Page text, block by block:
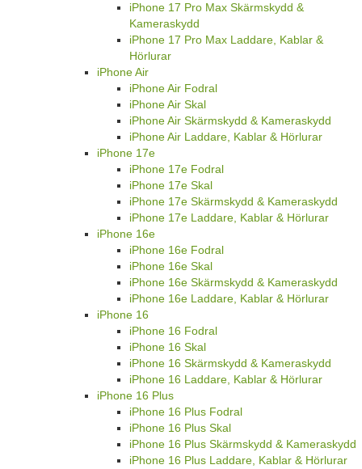
iPhone 17 Pro Max Skärmskydd &
Kameraskydd
iPhone 17 Pro Max Laddare, Kablar &
Hörlurar
iPhone Air
iPhone Air Fodral
iPhone Air Skal
iPhone Air Skärmskydd & Kameraskydd
iPhone Air Laddare, Kablar & Hörlurar
iPhone 17e
iPhone 17e Fodral
iPhone 17e Skal
iPhone 17e Skärmskydd & Kameraskydd
iPhone 17e Laddare, Kablar & Hörlurar
iPhone 16e
iPhone 16e Fodral
iPhone 16e Skal
iPhone 16e Skärmskydd & Kameraskydd
iPhone 16e Laddare, Kablar & Hörlurar
iPhone 16
iPhone 16 Fodral
iPhone 16 Skal
iPhone 16 Skärmskydd & Kameraskydd
iPhone 16 Laddare, Kablar & Hörlurar
iPhone 16 Plus
iPhone 16 Plus Fodral
iPhone 16 Plus Skal
iPhone 16 Plus Skärmskydd & Kameraskydd
iPhone 16 Plus Laddare, Kablar & Hörlurar